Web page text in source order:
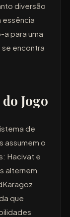
diversão
essência
para uma
encontra
Jogo
de
assumem o
Hacivat e
alternem
que